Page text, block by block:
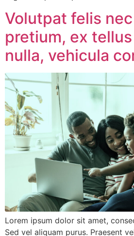
Volutpat felis
pretium, ex
nulla, vehicula
Lorem ipsum dolor sit amet,
Sed vel aliquam purus. Praesent